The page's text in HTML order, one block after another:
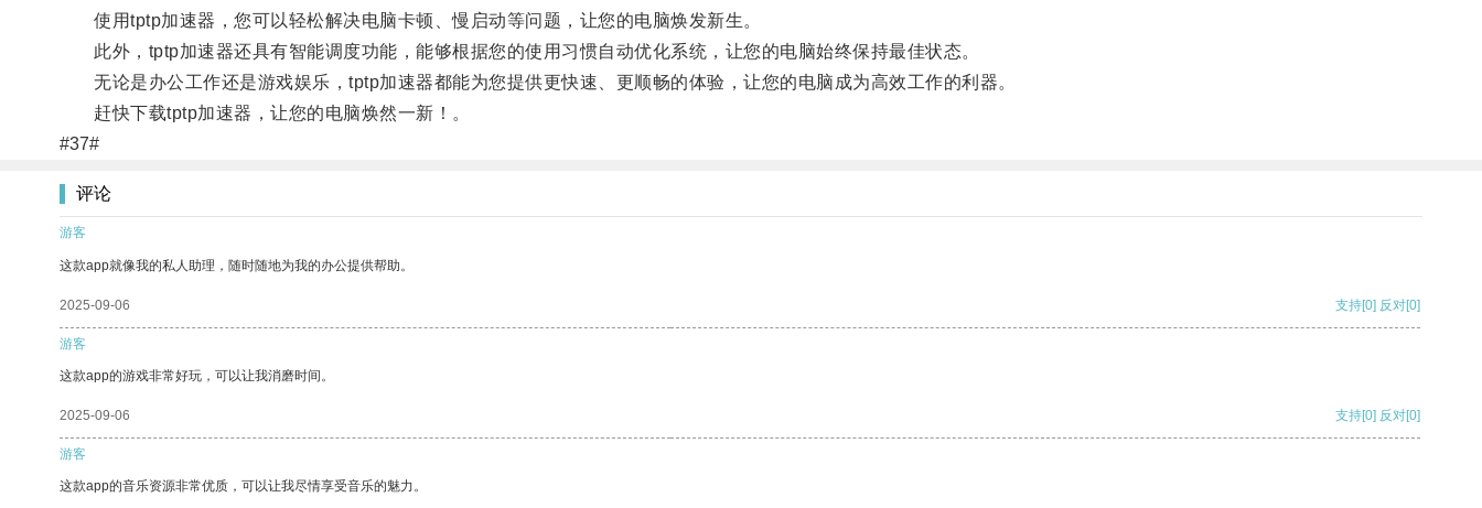
使用tptp加速器，您可以轻松解决电脑卡顿、慢启动等问题，让您的电脑焕发新生。
此外，tptp加速器还具有智能调度功能，能够根据您的使用习惯自动优化系统，让您的电脑始终保持最佳状态。
无论是办公工作还是游戏娱乐，tptp加速器都能为您提供更快速、更顺畅的体验，让您的电脑成为高效工作的利器。
赶快下载tptp加速器，让您的电脑焕然一新！。
#37#
评论
游客
这款app就像我的私人助理，随时随地为我的办公提供帮助。
2025-09-06 支持[0] 反对[0]
游客
这款app的游戏非常好玩，可以让我消磨时间。
2025-09-06 支持[0] 反对[0]
游客
这款app的音乐资源非常优质，可以让我尽情享受音乐的魅力。